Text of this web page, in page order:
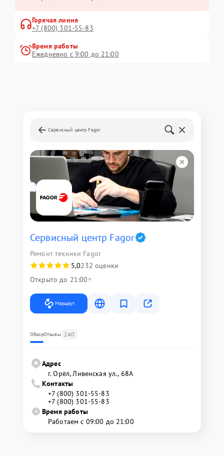
Горячая линия
+7 (800) 301-55-83
Время работы
Ежедневно с 9:00 до 21:00
Сервисный центр Fagor
Сервисный центр Fagor
Ремонт техники Fagor
5,0232 оценки
Открыто до 21:00
Маршрут
ОбзорОтзывы 240
Адрес
г. Орёл, Ливенская ул., 68А
Контакты
+7 (800) 301-55-83
+7 (800) 301-55-83
Время работы
Работаем с 09:00 до 21:00